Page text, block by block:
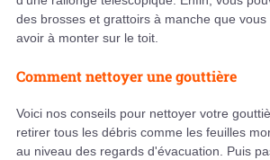
des brosses et grattoirs à manche que
avoir à monter sur le toit.
Comment nettoyer une gouttière
Voici nos conseils pour nettoyer votre
retirer tous les débris comme les feuilles
au niveau des regards d'évacuation. Puis